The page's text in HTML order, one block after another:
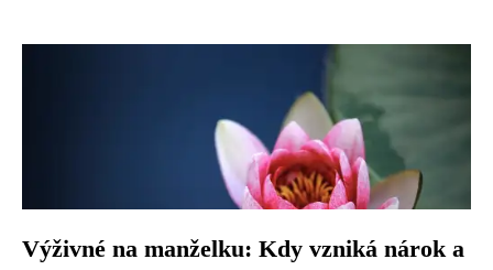
Výživné na manželku: Kdy vzniká nárok a